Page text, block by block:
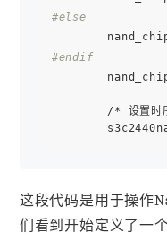
#else
#endif
/* 设置时
s3c2440nand-
这段代码是用于操作
们看到开始定义了一